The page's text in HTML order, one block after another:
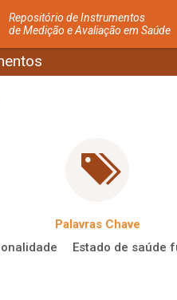
Repositório de Instrumentos
de Medição e Avaliação em Saúde
Palavras Chave
Estado de saúde